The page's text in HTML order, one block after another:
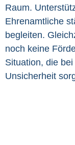
Raum.
Ehrenamtliche
begleiten.
noch keine
Situation, die
Unsicherheit